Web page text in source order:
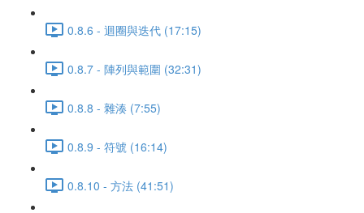
0.8.6 - 迴圈與迭代 (17:15)
0.8.7 - 陣列與範圍 (32:31)
0.8.8 - 雜湊 (7:55)
0.8.9 - 符號 (16:14)
0.8.10 - 方法 (41:51)